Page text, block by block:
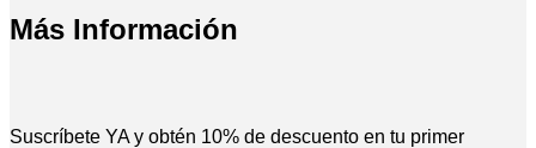
Más Información
Suscríbete YA y obtén 10% de descuento en tu primer